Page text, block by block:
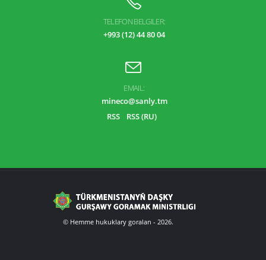
TELEFON BELGILER:
+993 (12) 44 80 04
EMAIL:
mineco@sanly.tm
RSS
RSS (RU)
© Hemme hukuklary goralan - 2026.